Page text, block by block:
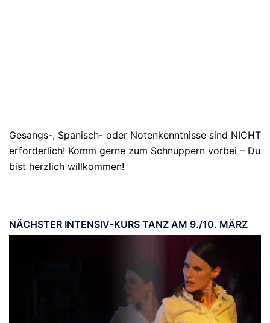
Gesangs-, Spanisch- oder Notenkenntnisse sind NICHT
erforderlich! Komm gerne zum Schnuppern vorbei – Du
bist herzlich willkommen!
NÄCHSTER INTENSIV-KURS TANZ AM 9./10. MÄRZ